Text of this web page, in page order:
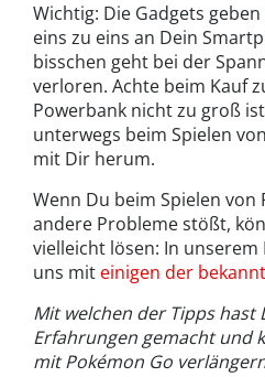
Wichtig: Die Gadgets
eins zu eins an Dein
bisschen geht bei der
verloren. Achte beim Kauf
Powerbank nicht zu groß
unterwegs beim Spielen
mit Dir herum.
Wenn Du beim Spielen
andere Probleme stößt,
vielleicht lösen: In
uns mit einigen der
Mit welchen der Tipps hast
Erfahrungen gemacht und
mit Pokémon Go